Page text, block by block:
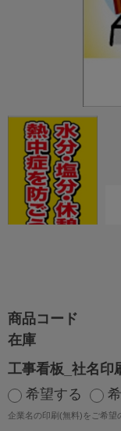
商品コード
在庫
工事看板_社名印
希望する
企業名の印刷(無料)をご希望